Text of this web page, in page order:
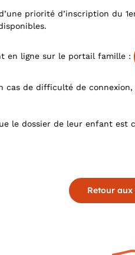
priorité d’inscription du
en ligne sur le portail famille :
de difficulté de
le dossier de leur enfant
Retour